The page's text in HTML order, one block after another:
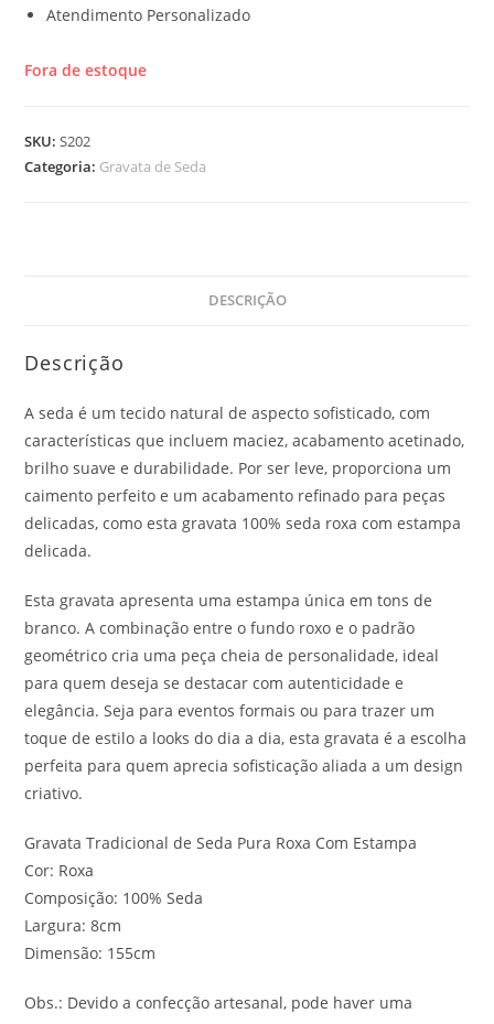
Atendimento Personalizado
Fora de estoque
SKU:S202
Categoria: Gravata de Seda
DESCRIÇÃO
Descrição
A seda é um tecido natural de aspecto sofisticado, com
características que incluem maciez, acabamento acetinado,
brilho suave e durabilidade. Por ser leve, proporciona um
caimento perfeito e um acabamento refinado para peças
delicadas, como esta gravata 100% seda roxa com estampa
delicada.
Esta gravata apresenta uma estampa única em tons de
branco. A combinação entre o fundo roxo e o padrão
geométrico cria uma peça cheia de personalidade, ideal
para quem deseja se destacar com autenticidade e
elegância. Seja para eventos formais ou para trazer um
toque de estilo a looks do dia a dia, esta gravata é a escolha
perfeita para quem aprecia sofisticação aliada a um design
criativo.
Gravata Tradicional de Seda Pura Roxa Com Estampa
Cor: Roxa
Composição: 100% Seda
Largura: 8cm
Dimensão: 155cm
Obs.: Devido a confecção artesanal, pode haver uma